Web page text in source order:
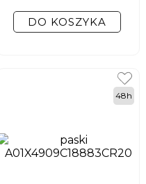
DO KOSZYKA
48h